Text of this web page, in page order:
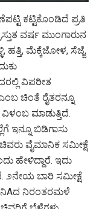
ಕಟ್ಟಿಕೊಂಡಿದೆ ಪ್ರತಿ
ವರ್ಷ ಮುಂಗಾರುನ
ಹತ್ತಿ, ಮೆಕ್ಕೆಜೋಳ, ಸೆಜ್ಜೆ,
ವಿಪರೀತ
ಚಿಂತೆ ರೈತರನ್ನೂ
ವಿಳಂಬ ಮಾಡುತ್ತಿದೆ.
ಇನ್ನೂ ಬಿಡಿಗಾಸು
ವೈಮಾನಿಕ ಸಮೀಕ್ಷೆ
ಹೇಳಿದ್ದಾರೆ. ಇದು
೨ನೇಯ ಬಾರಿ ಸಮೀಕ್ಷೆ
ನಿರಂತರಮಳೆ